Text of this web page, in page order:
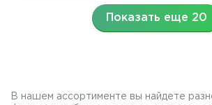
Показать еще 20
В нашем ассортименте вы найдете